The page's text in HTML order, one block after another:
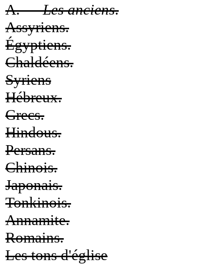
A. —Les anciens.
Assyriens.
Égyptiens.
Chaldéens.
Syriens
Hébreux.
Grecs.
Hindous.
Persans.
Chinois.
Japonais.
Tonkinois.
Annamite.
Romains.
Les tons d'église